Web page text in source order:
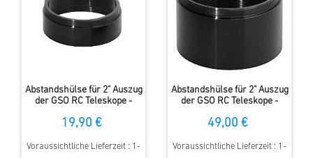
Abstandshülse für 2" Auszug
der GSO RC Teleskope -
19,90 €
Voraussichtliche Lieferzeit : 1-
Abstandshülse für 2" Auszug
der GSO RC Teleskope -
49,00 €
Voraussichtliche Lieferzeit : 1-